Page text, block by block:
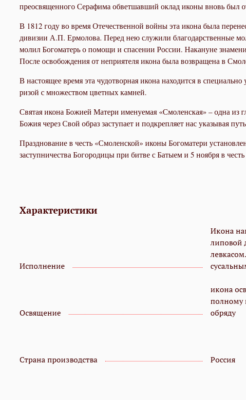
преосвященного Серафима обветшавший оклад иконы вновь
В 1812 году во время Отечественной войны эта икона была
дивизии А.П. Ермолова. Перед нею служили благодарственные
молил Богоматерь о помощи и спасении России. Накануне
После освобождения от неприятеля икона была возвращена в
В настоящее время эта чудотворная икона находится в
ризой с множеством цветных камней.
Святая икона Божией Матери именуемая «Смоленская» – одна
Божия через Свой образ заступает и подкрепляет нас указывая
Празднование в честь «Смоленской» иконы Богоматери
заступничества Богородицы при битве с Батыем и 5 ноября в
Характеристики
Исполнение
Икона
липовой
Освящение
икона
полному
обряду
Страна производства Россия